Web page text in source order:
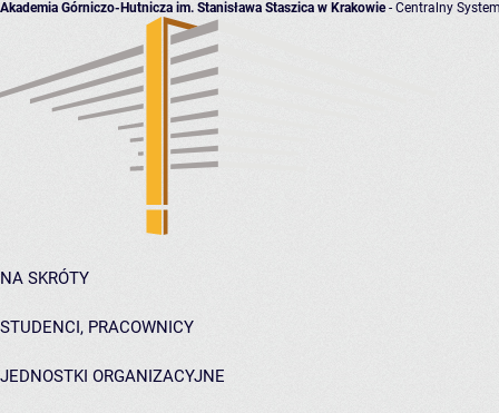
Akademia Górniczo-Hutnicza im. Stanisława Staszica w Krakowie- Centralny
NA SKRÓTY
STUDENCI, PRACOWNICY
JEDNOSTKI ORGANIZACYJNE